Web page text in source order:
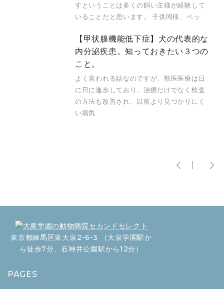
すということは多くの飼い主様が経験して
いることだと思います。 子供同様、ペッ
【甲状腺機能低下症】犬の代表的な
内分泌疾患。知っておきたい３つの
こと。
よく言われる話なのですが、獣医医療は日
に日に進歩しており、治療だけでなく検査
の方法も改善され、以前より見つかりにく
い病気
東京都練馬区東大泉2-6-3 （大泉学園駅か
ら徒歩7分、石神井公園駅から12分）
PAGES